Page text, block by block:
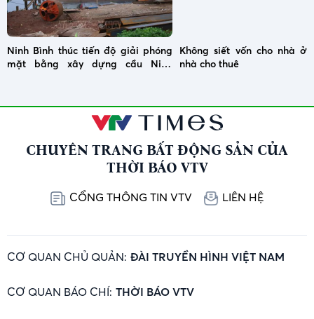
Ninh Bình thúc tiến độ giải phóng
mặt bằng xây dựng cầu Ninh
Không siết vốn cho nhà ở
nhà cho thuê
CHUYÊN TRANG BẤT ĐỘNG SẢN CỦA
THỜI BÁO VTV
CỔNG THÔNG TIN VTV LIÊN HỆ
CƠ QUAN CHỦ QUẢN: ĐÀI TRUYỀN HÌNH VIỆT NAM
CƠ QUAN BÁO CHÍ: THỜI BÁO VTV